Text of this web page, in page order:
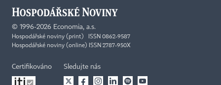
© 1996-2026 Economia, a.s.
Hospodářské noviny (print) ISSN 0862-9587
Hospodářské noviny (online) ISSN 2787-950X
Certifikováno Sledujte nás